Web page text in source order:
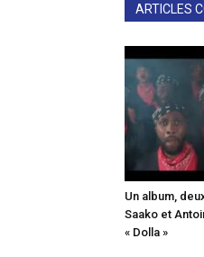
ARTICLES
Un album,
Saako et
« Dolla »